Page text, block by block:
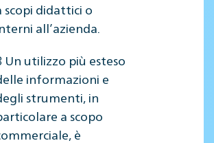
scopi didattici o
all’azienda.
Un utilizzo più esteso
informazioni e
strumenti, in
a scopo
è